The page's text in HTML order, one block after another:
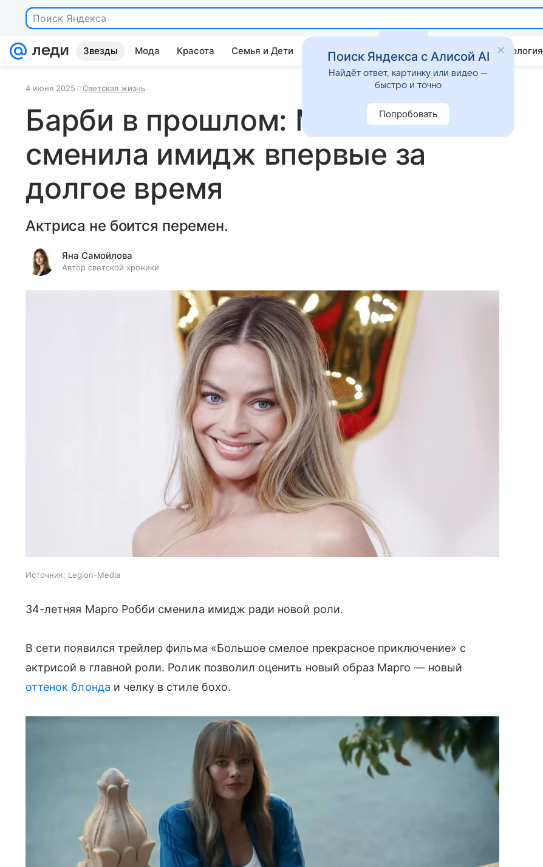
Поиск Яндекса
Звезды Мода Красота Семья и Дети Дом Гороскопы Стиль жизни Психология
4 июня 2025 Светская жизнь
Барби в прошлом: Марго Робби
сменила имидж впервые за
долгое время
Актриса не боится перемен.
Яна Самойлова
Автор светской хроники
Источник: Legion-Media
34-летняя Марго Робби сменила имидж ради новой роли.
В сети появился трейлер фильма «Большое смелое прекрасное приключение» с
актрисой в главной роли. Ролик позволил оценить новый образ Марго — новый
оттенок блонда и челку в стиле бохо.
Поиск Яндекса с Алисой AI
Найдёт ответ, картинку или видео —
быстро и точно
Попробовать